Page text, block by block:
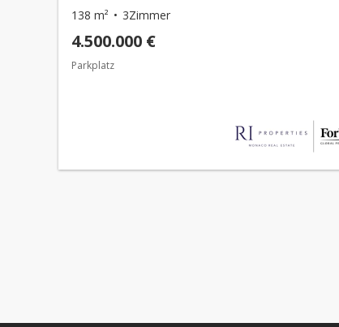
138 m² 3Zimmer
4.500.000 €
Parkplatz